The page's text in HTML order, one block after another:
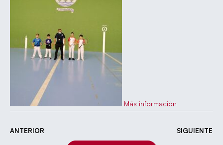
Más información
ANTERIOR SIGUIENTE